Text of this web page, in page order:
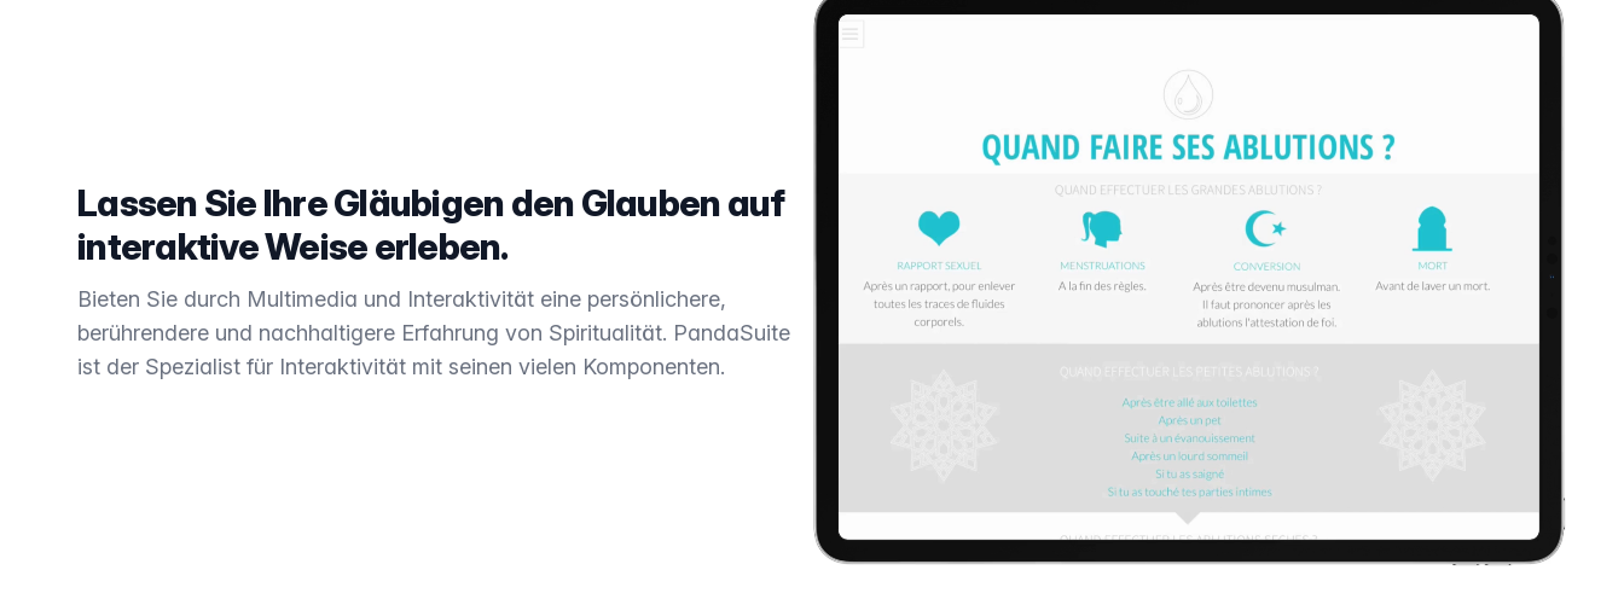
Lassen Sie Ihre Gläubigen den Glauben auf
interaktive Weise erleben.
Bieten Sie durch Multimedia und Interaktivität eine persönlichere,
berührendere und nachhaltigere Erfahrung von Spiritualität. PandaSuite
ist der Spezialist für Interaktivität mit seinen vielen Komponenten.